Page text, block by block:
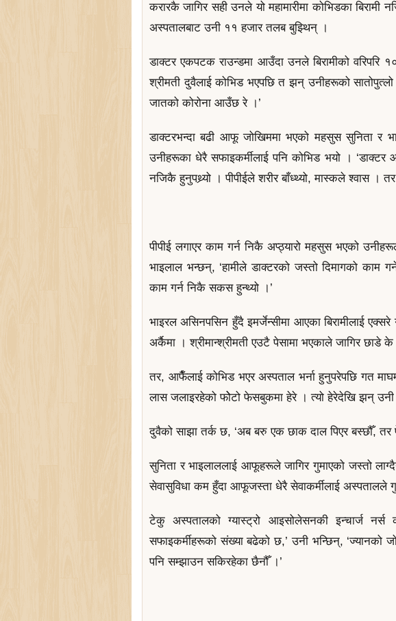
करारकै जागिर सही उनले यो महामारीमा कोभिडका
अस्पतालबाट उनी ११ हजार तलब बुझ्थिन् ।
डाक्टर एकपटक राउन्डमा आउँदा उनले बिरामीको वरिपरि
श्रीमती दुवैलाई कोभिड भएपछि त झन् उनीहरूको
जातको कोरोना आउँछ रे ।’
डाक्टरभन्दा बढी आफू जोखिममा भएको महसुस सुनिता र
उनीहरूका धेरै सफाइकर्मीलाई पनि कोभिड भयो ।
नजिकै हुनुपथ्र्यो । पीपीईले शरीर बाँध्थ्यो, मास्कले श्वास ।
पीपीई लगाएर काम गर्न निकै अप्ठ्यारो महसुस भएको
भाइलाल भन्छन्, ‘हामीले डाक्टरको जस्तो दिमागको काम
काम गर्न निकै सकस हुन्थ्यो ।’
भाइरल असिनपसिन हुँदै इमर्जेन्सीमा आएका बिरामीलाई एक्सरे
अर्कैमा । श्रीमान्श्रीमती एउटै पेसामा भएकाले जागिर छाडे
तर, आफैँलाई कोभिड भएर अस्पताल भर्ना हुनुपरेपछि गत
लास जलाइरहेको फोेटो फेसबुकमा हेरे । त्यो हेरेदेखि झन्
दुवैको साझा तर्क छ, ‘अब बरु एक छाक दाल पिएर बस्छौँ, तर
सुनिता र भाइलाललाई आफूहरूले जागिर गुमाएको जस्तो
सेवासुविधा कम हुँदा आफूजस्ता धेरै सेवाकर्मीलाई अस्पतालले
टेकु अस्पतालको ग्यास्ट्रो आइसोलेसनकी इन्चार्ज नर्स
सफाइकर्मीहरूको संख्या बढेको छ,’ उनी भन्छिन्, ‘ज्यानको
पनि सम्झाउन सकिरहेका छैनौँ ।’